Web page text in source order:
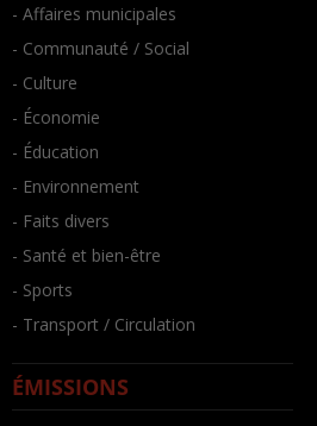
- Affaires municipales
- Communauté / Social
- Culture
- Économie
- Éducation
- Environnement
- Faits divers
- Santé et bien-être
- Sports
- Transport / Circulation
ÉMISSIONS